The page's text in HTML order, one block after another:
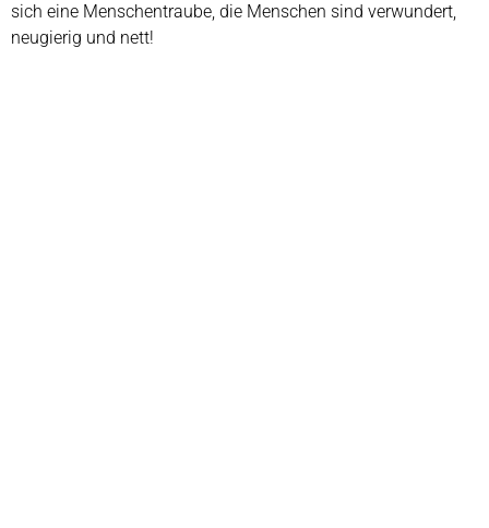
sich eine Menschentraube, die Menschen sind verwundert,
neugierig und nett!